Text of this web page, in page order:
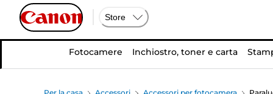
Store
Fotocamere Inchiostro, toner e carta